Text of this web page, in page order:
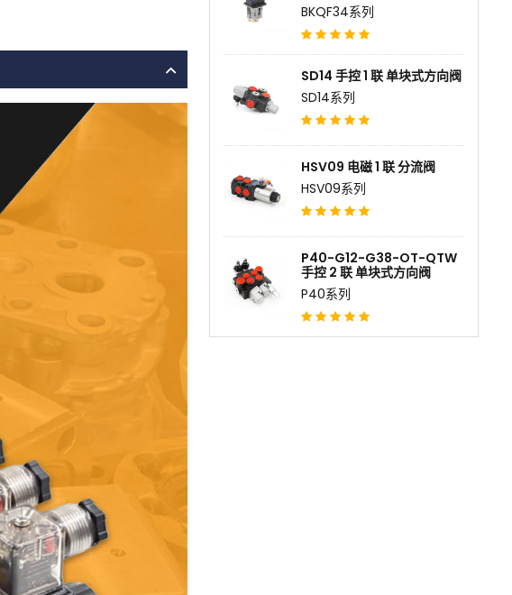
BKQF34系列
SD14 手控 1 联 单块式方向阀
SD14系列
HSV09 电磁 1 联 分流阀
HSV09系列
P40-G12-G38-OT-QTW
手控 2 联 单块式方向阀
P40系列